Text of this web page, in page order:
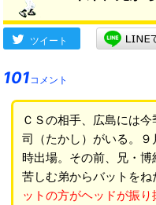
ツイート
101コメント
ＣＳの相手、広島には
司（たかし）がいる。
時出場。その前、兄・
苦しむ弟からバットを
ットの方がヘッドが振